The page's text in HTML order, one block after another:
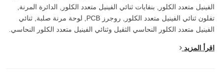
الفينيل متعدد الكلور, بنفايات ثنائي الفينيل متعدد الكلور, الدائرة المرنة,
تفلون ثنائي الفينيل متعدد الكلور, روجرز PCB, لوحة مرنة صلبة, ثنائي
الفينيل متعدد الكلور النحاسي الثقيل وثنائي الفينيل متعدد الكلور النحاسي.
اقرأ المزيد